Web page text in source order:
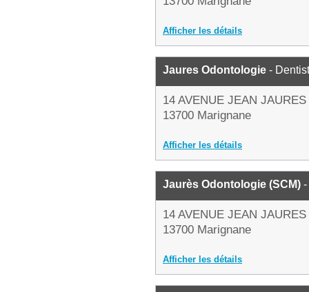
Afficher les détails
Jaures Odontologie -
14 AVENUE JEAN JAURES
13700 Marignane
Afficher les détails
Jaurès Odontologie (SCM) -
14 AVENUE JEAN JAURES
13700 Marignane
Afficher les détails